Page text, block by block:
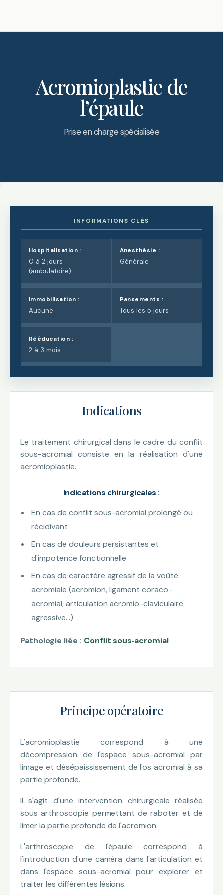
Acromioplastie de
l’épaule
Prise en charge spécialisée
INFORMATIONS CLÉS
Hospitalisation :
0 à 2 jours
(ambulatoire)
Anesthésie :
Générale
Immobilisation :
Aucune
Pansements :
Tous les 5 jours
Rééducation :
2 à 3 mois
Indications
Le traitement chirurgical dans le cadre du conflit
sous-acromial consiste en la réalisation d'une
acromioplastie.
Indications chirurgicales :
En cas de conflit sous-acromial prolongé ou
récidivant
En cas de douleurs persistantes et
d'impotence fonctionnelle
En cas de caractère agressif de la voûte
acromiale (acromion, ligament coraco-
acromial, articulation acromio-claviculaire
agressive…)
Pathologie liée : Conflit sous‑acromial
Principe opératoire
L'acromioplastie correspond à une
décompression de l'espace sous-acromial par
limage et désépaississement de l'os acromial à sa
partie profonde.
Il s'agit d'une intervention chirurgicale réalisée
sous arthroscopie permettant de raboter et de
limer la partie profonde de l'acromion.
L'arthroscopie de l'épaule correspond à
l'introduction d'une caméra dans l'articulation et
dans l'espace sous-acromial pour explorer et
traiter les différentes lésions.